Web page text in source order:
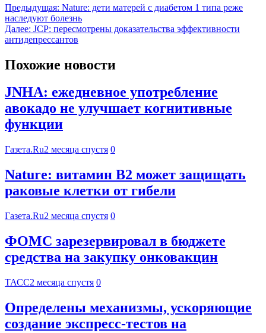
Предыдущая: Nature: дети матерей с диабетом 1 типа реже
наследуют болезнь
Далее: JCP: пересмотрены доказательства эффективности
антидепрессантов
Похожие новости
JNHA: ежедневное употребление
авокадо не улучшает когнитивные
функции
Газета.Ru2 месяца спустя 0
Nature: витамин B2 может защищать
раковые клетки от гибели
Газета.Ru2 месяца спустя 0
ФОМС зарезервировал в бюджете
средства на закупку онковакцин
ТАСС2 месяца спустя 0
Определены механизмы, ускоряющие
создание экспресс-тестов на